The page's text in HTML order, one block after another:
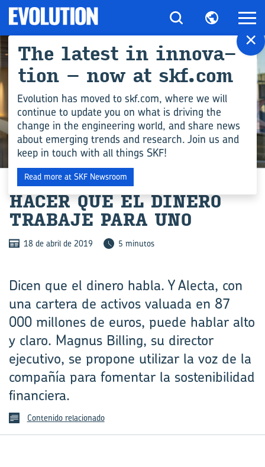
COMPETENCIA EN INGENIERÍA
HACER QUE EL DI­NE­RO
TRA­BA­JE PARA UNO
18 de abril de 2019 5 minutos
Dicen que el dinero habla. Y Alecta, con
una cartera de activos valuada en 87
000 millones de euros, puede hablar alto
y claro. Magnus Billing, su director
ejecutivo, se propone utilizar la voz de la
compañía para fomentar la sostenibilidad
financiera.
Contenido relacionado
×
The la­test in in­no­va­
tion – now at skf.com
Evolution has moved to skf.com, where we will
continue to update you on what is driving the
change in the engineering world, and share news
about emerging trends and research. Join us and
keep in touch with all things SKF!
Read more at SKF Newsroom